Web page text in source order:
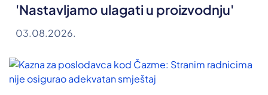
'Nastavljamo ulagati u proizvodnju'
03.08.2026.